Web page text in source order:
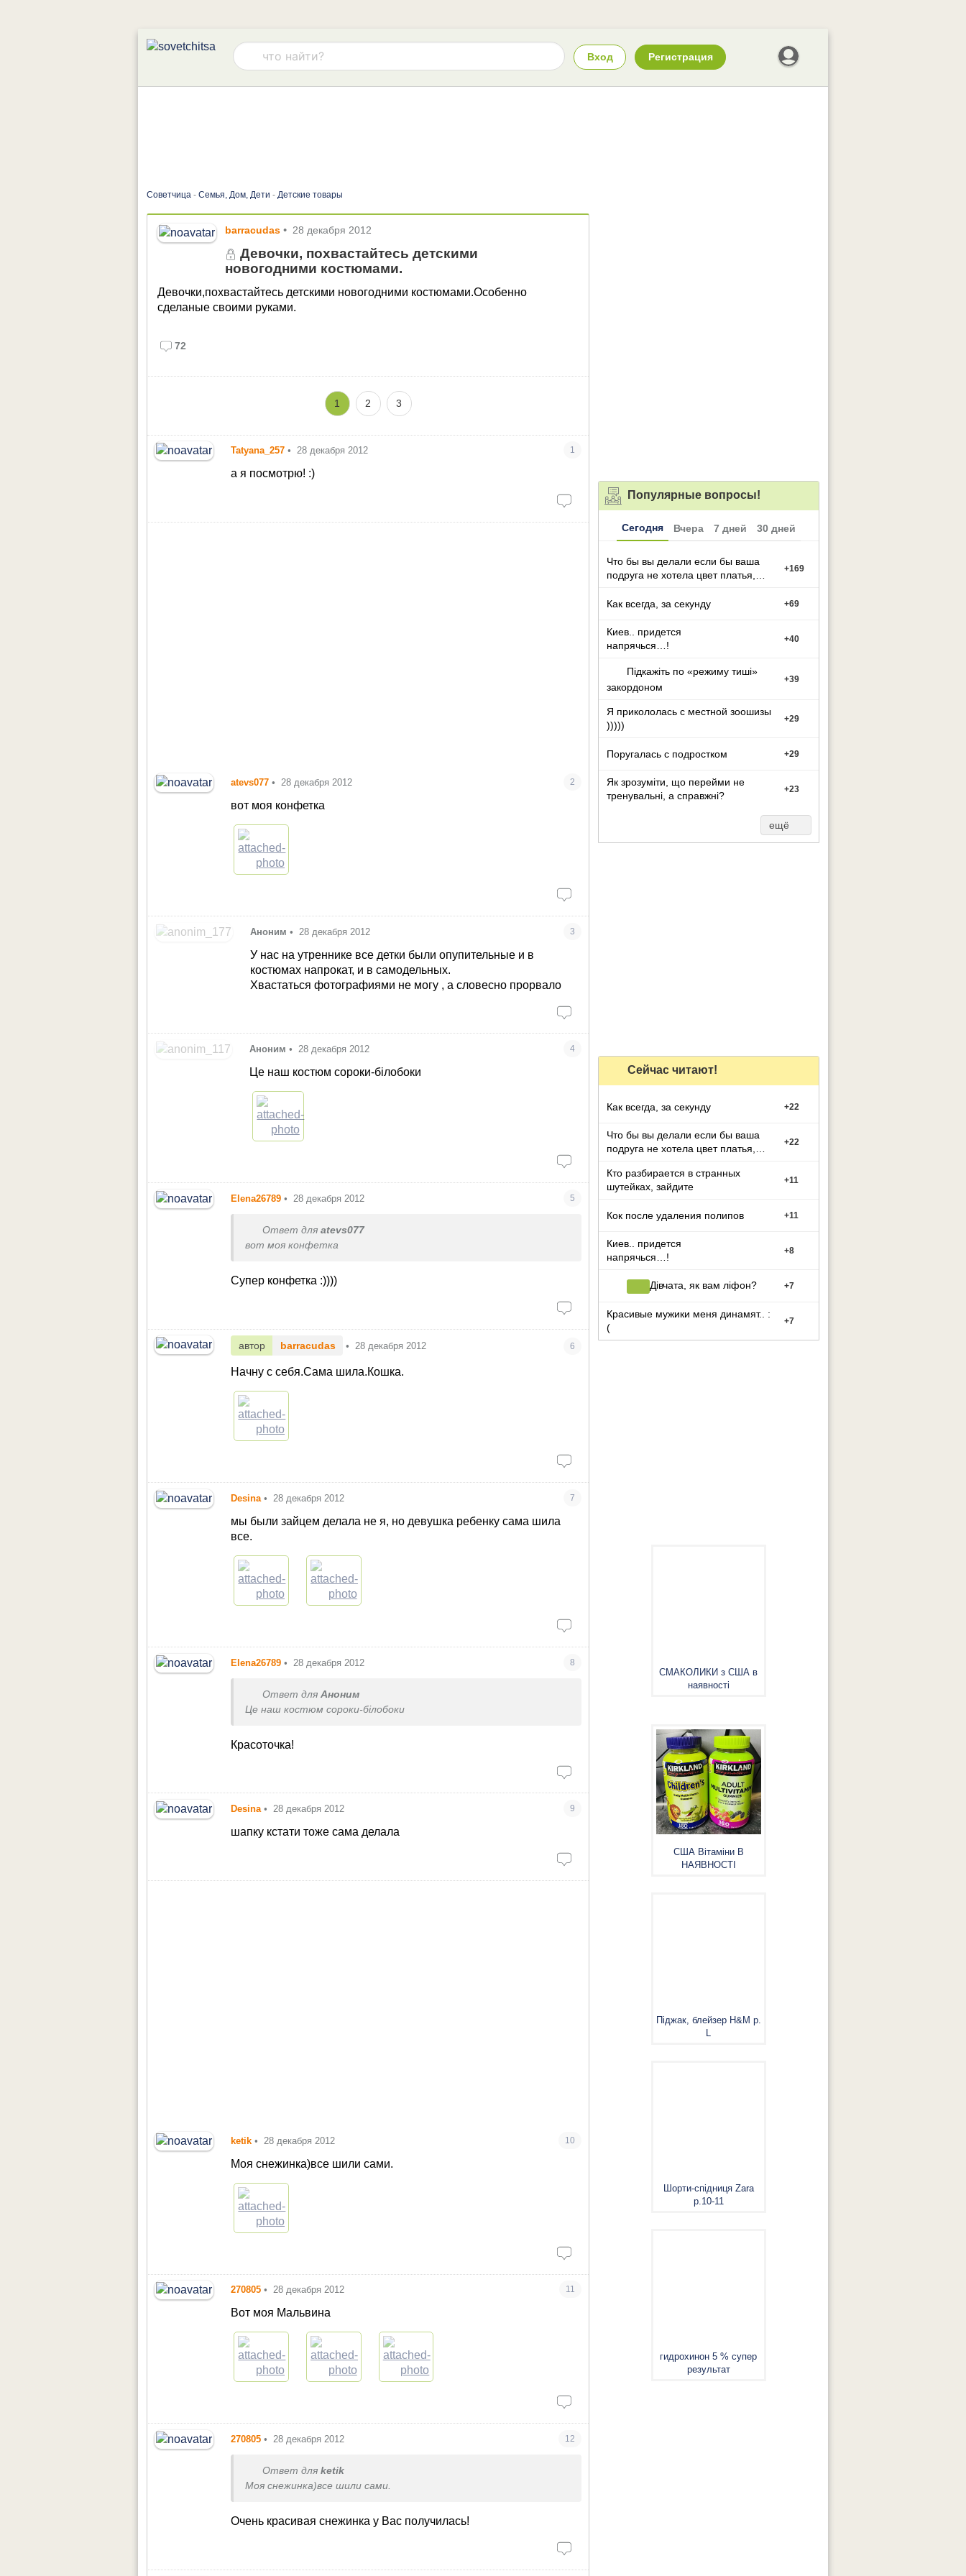
Вход Регистрация
Советчица - Семья, Дом, Дети - Детские товары
barracudas • 28 декабря 2012
Девочки, похвастайтесь детскими
новогодними костюмами.
Девочки,похвастайтесь детскими новогодними костюмами.Особенно
сделаные своими руками.
72
1 2 3
Tatyana_257 • 28 декабря 2012 1
а я посмотрю! :)
atevs077 • 28 декабря 2012 2
вот моя конфетка
Аноним • 28 декабря 2012 3
У нас на утреннике все детки были опупительные и в
костюмах напрокат, и в самодельных.
Хвастаться фотографиями не могу , а словесно прорвало
Аноним • 28 декабря 2012 4
Це наш костюм сороки-білобоки
Elena26789 • 28 декабря 2012 5
Ответ для atevs077
вот моя конфетка
Супер конфетка :))))
автор barracudas • 28 декабря 2012 6
Начну с себя.Сама шила.Кошка.
Desina • 28 декабря 2012 7
мы были зайцем делала не я, но девушка ребенку сама шила
все.
Elena26789 • 28 декабря 2012 8
Ответ для Аноним
Це наш костюм сороки-білобоки
Красоточка!
Desina • 28 декабря 2012 9
шапку кстати тоже сама делала
ketik • 28 декабря 2012 10
Моя снежинка)все шили сами.
270805 • 28 декабря 2012 11
Вот моя Мальвина
270805 • 28 декабря 2012 12
Ответ для ketik
Моя снежинка)все шили сами.
Очень красивая снежинка у Вас получилась!
Популярные вопросы!
Сегодня Вчера 7 дней 30 дней
Что бы вы делали если бы ваша
подруга не хотела цвет платья,
+169
Как всегда, за секунду +69
Киев.. придется
напрячься…!
+40
Підкажіть по «режиму тиші»
закордоном
+39
Я прикололась с местной зоошизы
)))))
+29
Поругалась с подростком +29
Як зрозуміти, що перейми не
тренувальні, а справжні?
+23
ещё
Сейчас читают!
Как всегда, за секунду +22
Что бы вы делали если бы ваша
подруга не хотела цвет платья,
+22
Кто разбирается в странных
шутейках, зайдите
+11
Кок после удаления полипов +11
Киев.. придется
напрячься…!
+8
Дівчата, як вам ліфон? +7
Красивые мужики меня динамят.. :
(
+7
СМАКОЛИКИ з США в
наявності
США Вітаміни В
НАЯВНОСТІ
Піджак, блейзер H&M р.
L
Шорти-спідниця Zara
р.10-11
гидрохинон 5 % супер
результат